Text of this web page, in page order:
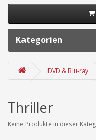
Kategorien
DVD & Blu-ray
Thriller
Keine Produkte in dieser